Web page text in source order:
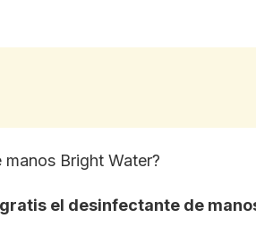
Bright Water?
el desinfectante de